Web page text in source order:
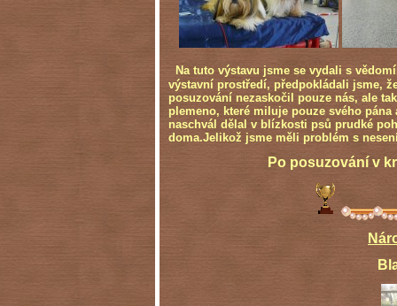
Na tuto výstavu jsme se vydali s
výstavní prostředí, předpokládali jsme,
posuzování nezaskočil pouze nás, ale
plemeno, které miluje pouze svého
naschvál dělal v blízkosti psů prudké
doma.Jelikož jsme měli problém s
Po posuzování v kruhu
Black Queen